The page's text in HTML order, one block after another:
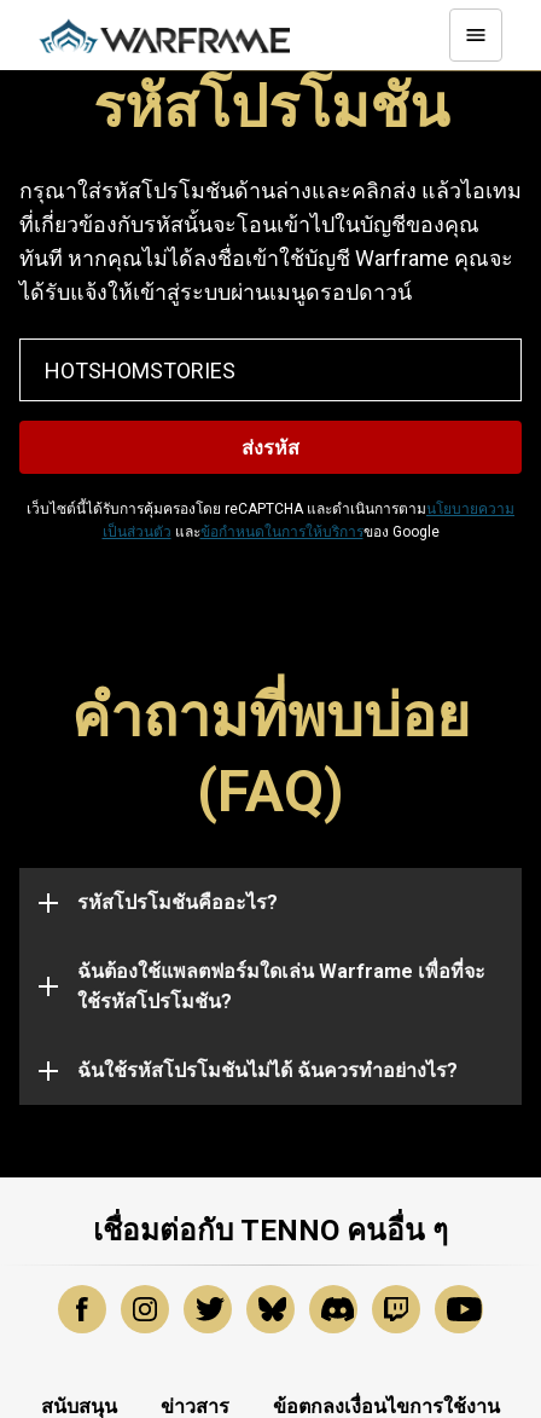
รหัสโปรโมชัน
กรุณาใส่รหัสโปรโมชันด้านล่างและคลิกส่ง แล้วไอเทม
ที่เกี่ยวข้องกับรหัสนั้นจะโอนเข้าไปในบัญชีของคุณ
ทันที หากคุณไม่ได้ลงชื่อเข้าใช้บัญชี Warframe คุณจะ
ได้รับแจ้งให้เข้าสู่ระบบผ่านเมนูดรอปดาวน์
เว็บไซต์นี้ได้รับการคุ้มครองโดย reCAPTCHA และดำเนินการตามนโยบายความ
เป็นส่วนตัว และข้อกำหนดในการให้บริการของ Google
คำถามที่พบบ่อย
(FAQ)
รหัสโปรโมชันคืออะไร?
ล็อกไอเทมต่าง ๆ ในเกม เช่น ภาพสัญลักษณ์ (Glyph) บูส
เตอร์ หรืออาวุธ โปรดทราบว่า รหัสมักจะมีวันหมดอายุ
โปรโมชันอาจเชื่อมโยงกับบัญชีบางบัญชี และจะใช้ได้
กับบัญชีที่ส่งรหัสไปในตอนแรกเท่านั้น
ฉันต้องใช้แพลตฟอร์มใดเล่น Warframe เพื่อที่จะ
ใช้รหัสโปรโมชัน?
สามารถกรอกรหัสโปรโมชันในเพจนี้เพื่อแลกรหัสและ
รับไอเทมได้ไม่ว่าคุณจะใช้แพลตฟอร์มใดในการเล่น
แต่โปรดทราบว่า รหัสบางรหัสจะใช้ได้กับบาง
ได้เข้าสู่ระบบด้วยบัญชี Warframe ที่เชื่อมโยงกับ
แพลตฟอร์มที่คุณเลือก
ฉันใช้รหัสโปรโมชันไม่ได้ ฉันควรทำอย่างไร?
รหัสโปรโมชันที่คุณใช้อาจหมดอายุหรือใช้ไปแล้ว หาก
เรื่องไปที่ทีมสนับสนุนของเรา
เชื่อมต่อกับ TENNO คนอื่น ๆ
สนับสนุน ข่าวสาร
ข้อตกลงเงื่อนไขการใช้งาน